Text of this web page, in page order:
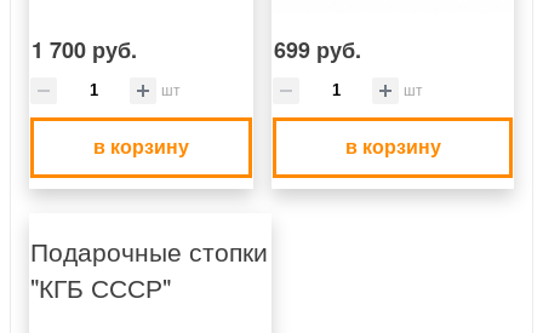
1 700 руб.
шт
в корзину
699 руб.
шт
в корзину
Подарочные стопки
"КГБ СССР"